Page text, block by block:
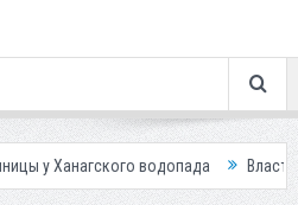
водопада Власти Махачкалы